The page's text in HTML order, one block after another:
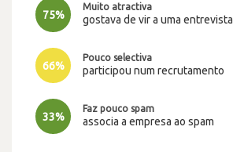
75%
Muito atractiva
gostava de vir a uma entrevista
66%
Pouco selectiva
participou num recrutamento
33%
Faz pouco spam
associa a empresa ao spam